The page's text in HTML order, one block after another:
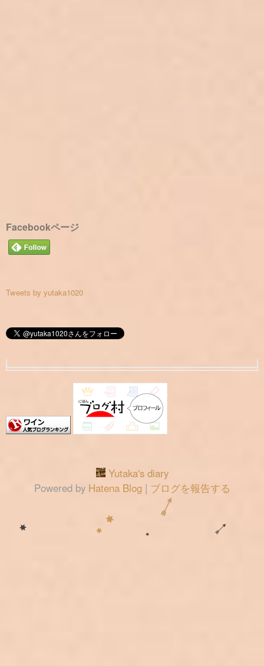
Facebookページ
Tweets by yutaka1020
Yutaka's diary
Powered by Hatena Blog| ブログを報告する